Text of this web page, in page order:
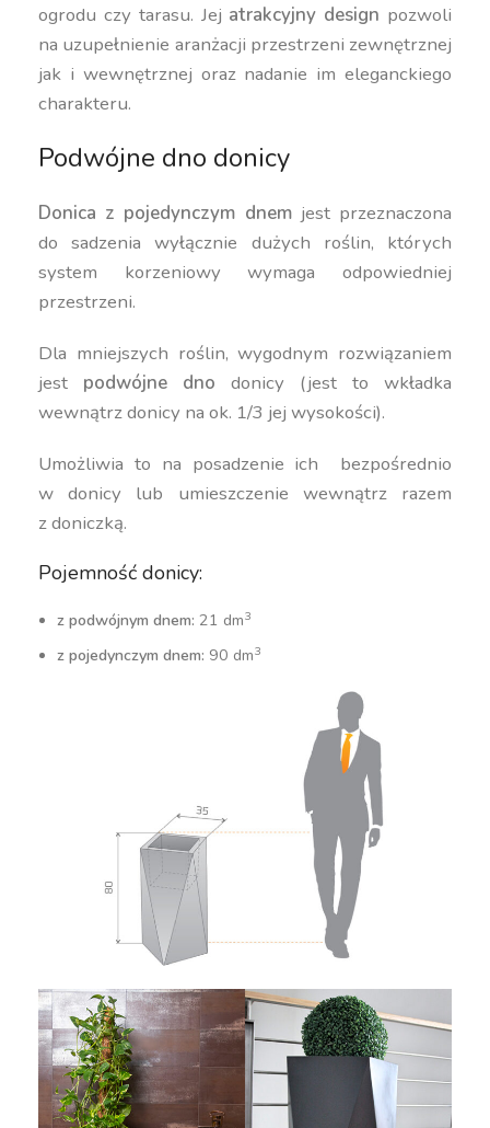
ogrodu czy tarasu. Jej atrakcyjny design pozwoli
na uzupełnienie aranżacji przestrzeni zewnętrznej
jak i wewnętrznej oraz nadanie im eleganckiego
charakteru.
Podwójne dno donicy
Donica z pojedynczym dnemjest przeznaczona
do sadzenia wyłącznie dużych roślin, których
system korzeniowy wymaga odpowiedniej
przestrzeni.
Dla mniejszych roślin, wygodnym rozwiązaniem
jest podwójne dno donicy (jest to wkładka
wewnątrz donicy na ok. 1/3 jej wysokości).
Umożliwia to na posadzenie ich bezpośrednio
w donicy lub umieszczenie wewnątrz razem
z doniczką.
Pojemność donicy:
z podwójnym dnem: 21 dm3
z pojedynczym dnem: 90 dm3